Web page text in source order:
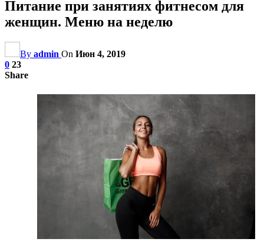
Питание при занятиях фитнесом для
женщин. Меню на неделю
By admin On Июн 4, 2019
0 23
Share